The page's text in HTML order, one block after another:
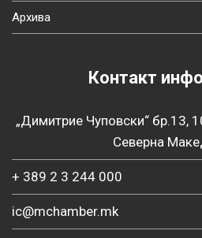
Архива
Контакт
„Димитрие Чуповски“ бр.13,
Северна
+ 389 2 3 244 000
ic@mchamber.mk